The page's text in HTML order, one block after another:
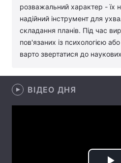
Архів
Контакти
Послуги
розважальний характер - їх
надійний інструмент для
складання планів. Під час
пов'язаних із психологією
варто звертатися до
ВІДЕО ДНЯ